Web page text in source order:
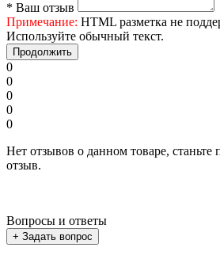
* Ваш отзыв
Примечание: HTML разметка не
Используйте обычный текст.
Продолжить
0
0
0
0
0
Нет отзывов о данном товаре, станьте
отзыв.
Вопросы и ответы
+ Задать вопрос